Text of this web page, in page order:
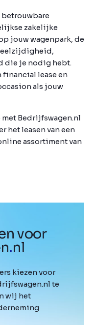
betrouwbare
zakelijke
jouw wagenpark, de
die je nodig hebt.
lease en
als jouw
met Bedrijfswagen.nl
het leasen van een
assortiment van
voor
.nl
kiezen voor
te
wij het